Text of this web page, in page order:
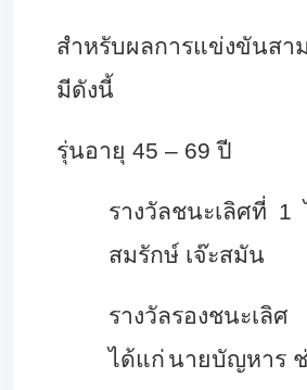
สำหรับผลการแข่งขันสา
มีดังนี้
รุ่นอายุ 45 – 69 ปี
รางวัลชนะเลิศที่ 1
สมรักษ์ เจ๊ะสมัน
รางวัลรองชนะ
ได้แก่ นายบัญหาร